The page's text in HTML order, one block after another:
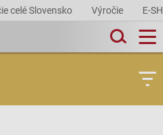
celé Slovensko Výročie E-